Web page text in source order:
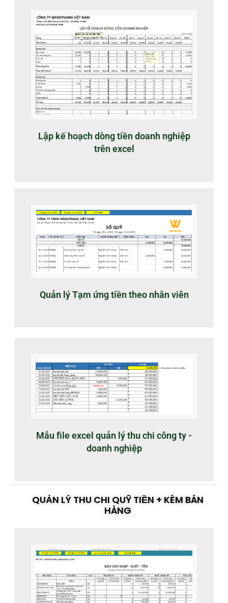
Lập kế hoạch dòng tiền doanh nghiệp
trên excel
Quản lý Tạm ứng tiền theo nhân viên
Mẫu file excel quản lý thu chi công ty -
doanh nghiệp
QUẢN LÝ THU CHI QUỸ TIỀN + KÈM BÁN
HÀNG